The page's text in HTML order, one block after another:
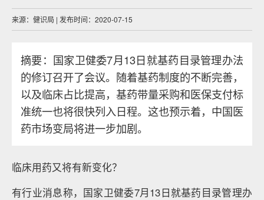
来源：健识局 | 发布时间：2020-07-15
摘要：国家卫健委7月13日就基药目录管理办法
的修订召开了会议。随着基药制度的不断完善，
以及临床占比提高，基药带量采购和医保支付标
准统一也将很快列入日程。这也预示着，中国医
药市场变局将进一步加剧。
临床用药又将有新变化？
有行业消息称，国家卫健委7月13日就基药目录管理办